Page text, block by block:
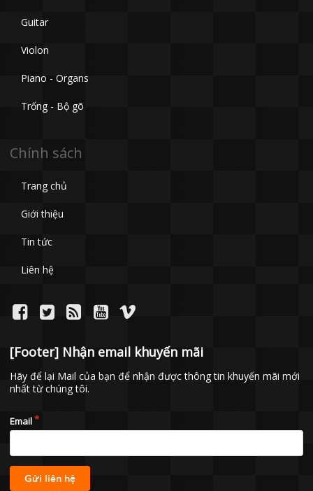
Guitar
Violon
Piano - Organs
Trống - Bộ gõ
Chính sách
Trang chủ
Giới thiệu
Tin tức
Liên hệ
[Footer] Nhận email khuyến mãi
Hãy để lại Mail của bạn để nhận được thông tin khuyến mãi mới
nhất từ chúng tôi.
Email
Gửi liên hệ